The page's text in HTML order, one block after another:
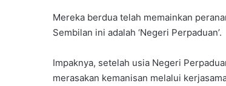
Mereka berdua telah memainkan
Sembilan ini adalah ‘Negeri Perpaduan’.
Impaknya, setelah usia Negeri
merasakan kemanisan melalui